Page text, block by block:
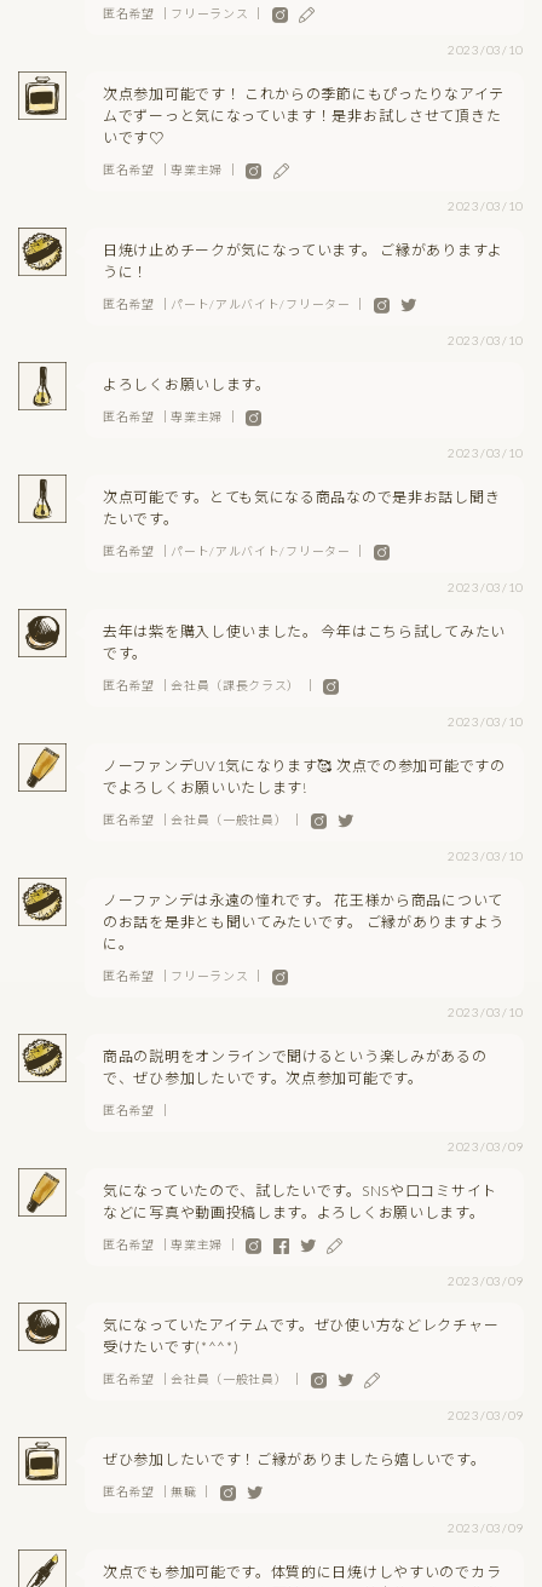
匿名希望 ｜フリーランス ｜
2023/03/10
次点参加可能です！ これからの季節にもぴったりなアイテ
ムでずーっと気になっています！是非お試しさせて頂きた
いです♡
匿名希望 ｜専業主婦 ｜
2023/03/10
日焼け止めチークが気になっています。 ご縁がありますよ
うに！
匿名希望 ｜パート/アルバイト/フリーター ｜
2023/03/10
よろしくお願いします。
匿名希望 ｜専業主婦 ｜
2023/03/10
次点可能です。とても気になる商品なので是非お話し聞き
たいです。
匿名希望 ｜パート/アルバイト/フリーター ｜
2023/03/10
去年は紫を購入し使いました。 今年はこちら試してみたい
です。
匿名希望 ｜会社員（課長クラス） ｜
2023/03/10
ノーファンデUV1気になります🥰 次点での参加可能ですの
でよろしくお願いいたします!
匿名希望 ｜会社員（一般社員） ｜
2023/03/10
ノーファンデは永遠の憧れです。 花王様から商品について
のお話を是非とも聞いてみたいです。 ご縁がありますよう
に。
匿名希望 ｜フリーランス ｜
2023/03/10
商品の説明をオンラインで聞けるという楽しみがあるの
で、ぜひ参加したいです。次点参加可能です。
匿名希望 ｜
2023/03/09
気になっていたので、試したいです。SNSや口コミサイト
などに写真や動画投稿します。よろしくお願いします。
匿名希望 ｜専業主婦 ｜
2023/03/09
気になっていたアイテムです。ぜひ使い方などレクチャー
受けたいです(*^^*)
匿名希望 ｜会社員（一般社員） ｜
2023/03/09
ぜひ参加したいです！ご縁がありましたら嬉しいです。
匿名希望 ｜無職 ｜
2023/03/09
次点でも参加可能です。体質的に日焼けしやすいのでカラ